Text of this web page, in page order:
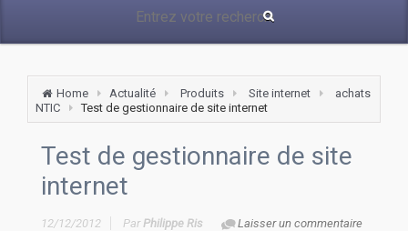
Home Actualité Produits Site internet
achats
NTIC
Test de gestionnaire de site internet
Test de gestionnaire de site
internet
12/12/2012 Laisser un commentaire
ParPhilippe Ris